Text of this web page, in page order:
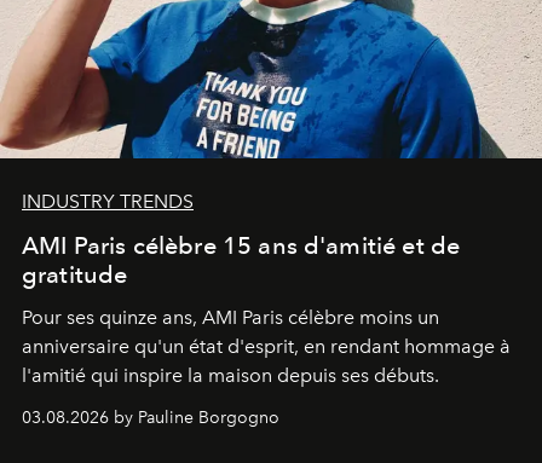
INDUSTRY TRENDS
AMI Paris célèbre 15 ans d'amitié et de
gratitude
Pour ses quinze ans, AMI Paris célèbre moins un
anniversaire qu'un état d'esprit, en rendant hommage à
l'amitié qui inspire la maison depuis ses débuts.
03.08.2026 by Pauline Borgogno